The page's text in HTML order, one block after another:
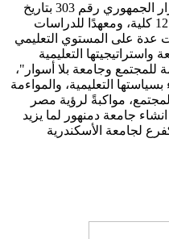
تأسست جامعة دمنهور بمقتضى القرار الجمهوري رقم 303 بتاريخ
26-10-2010، هذا وتضم الجامعة عدد 12 كلية، ومعهدًا للدراسات
عدة على المستوي التعليمي
التعليمية
للمجتمع وجامعة بلا أسوار"،
التعليمية، والمواءمة
مواكبةً لرؤية مصر
انشاء جامعة دمنهور لما يزيد
لجامعة الأسكندرية